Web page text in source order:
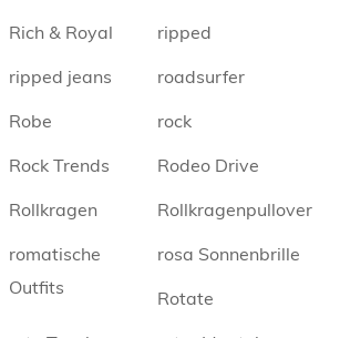
Rich & Royal
ripped
ripped jeans
roadsurfer
Robe
rock
Rock Trends
Rodeo Drive
Rollkragen
Rollkragenpullover
romatische
Outfits
rosa Sonnenbrille
Rotate